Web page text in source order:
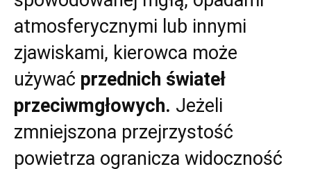
atmosferycznymi lub innymi
zjawiskami, kierowca może
używać przednich świateł
przeciwmgłowych. Jeżeli
zmniejszona przejrzystość
powietrza ogranicza widoczność